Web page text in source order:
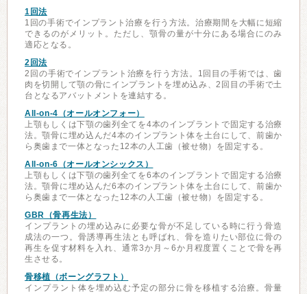
1回法
1回の手術でインプラント治療を行う方法。治療期間を大幅に短縮
できるのがメリット。ただし、顎骨の量が十分にある場合にのみ
適応となる。
2回法
2回の手術でインプラント治療を行う方法。1回目の手術では、歯
肉を切開して顎の骨にインプラントを埋め込み、2回目の手術で土
台となるアバットメントを連結する。
All-on-4（オールオンフォー）
上顎もしくは下顎の歯列全てを4本のインプラントで固定する治療
法。顎骨に埋め込んだ4本のインプラント体を土台にして、前歯か
ら奥歯まで一体となった12本の人工歯（被せ物）を固定する。
All-on-6（オールオンシックス）
上顎もしくは下顎の歯列全てを6本のインプラントで固定する治療
法。顎骨に埋め込んだ6本のインプラント体を土台にして、前歯か
ら奥歯まで一体となった12本の人工歯（被せ物）を固定する。
GBR（骨再生法）
インプラントの埋め込みに必要な骨が不足している時に行う骨造
成法の一つ。骨誘導再生法とも呼ばれ、骨を造りたい部位に骨の
再生を促す材料を入れ、通常3か月～6か月程度置くことで骨を再
生させる。
骨移植（ボーングラフト）
インプラント体を埋め込む予定の部分に骨を移植する治療。骨量